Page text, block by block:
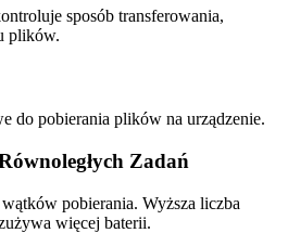
sposób transferowania,
plików.
do pobierania plików na urządzenie.
Zadań
pobierania. Wyższa liczba
więcej baterii.